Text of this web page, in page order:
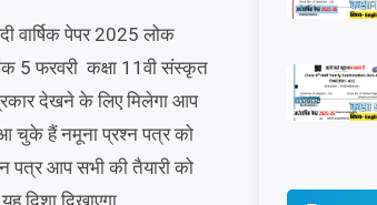
वार्षिक पेपर 2025 लोक
5 फरवरी कक्षा 11वी संस्कृत
प्रकार देखने के लिए मिलेगा आप
चुके हैं नमूना प्रश्न पत्र को
पत्र आप सभी की तैयारी को